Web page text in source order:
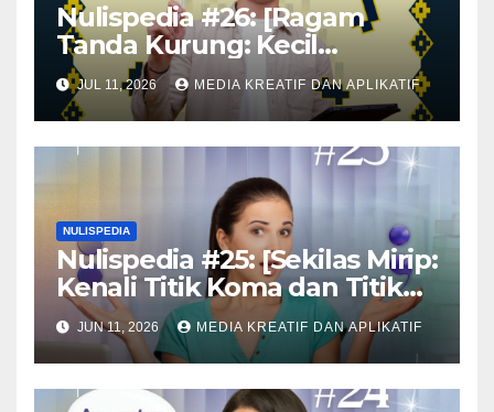
Nulispedia #26: [Ragam
Tanda Kurung: Kecil
Bentuknya, Besar Bedanya!]
JUL 11, 2026 MEDIA KREATIF DAN APLIKATIF
NULISPEDIA
Nulispedia #25: [Sekilas Mirip:
Kenali Titik Koma dan Titik
Dua!]
JUN 11, 2026 MEDIA KREATIF DAN APLIKATIF